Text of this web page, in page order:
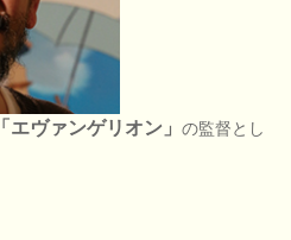
「エヴァンゲリオン」の監督とし